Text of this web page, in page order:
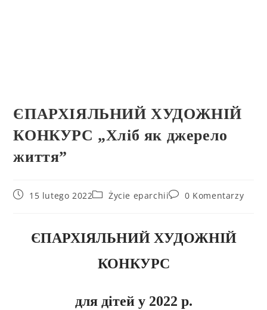
ЄПАРХІЯЛЬНИЙ ХУДОЖНІЙ
КОНКУРС „Хліб як джерело
життя”
15 lutego 2022 Życie eparchii 0 Komentarzy
ЄПАРХІЯЛЬНИЙ ХУДОЖНІЙ
КОНКУРС
для дітей у 2022 р.